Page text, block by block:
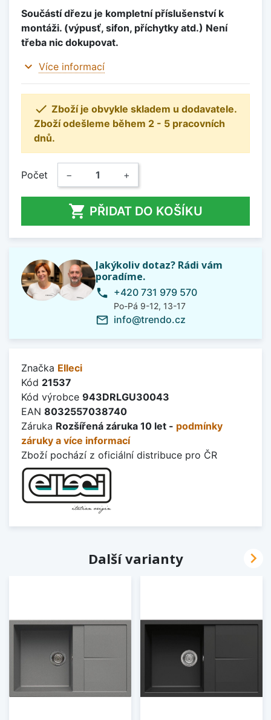
Součástí dřezu je kompletní příslušenství k
montáži. (výpusť, sifon, příchytky atd.) Není
třeba nic dokupovat.
expand_more Více informací
 Zboží je obvykle skladem u dodavatele.
Zboží odešleme během 2 - 5 pracovních
dnů.
Počet − +
 PŘIDAT DO KOŠÍKU
Jakýkoliv dotaz? Rádi vám
poradíme.
phone +420 731 979 570
Po-Pá 9-12, 13-17
mail_outline info@trendo.cz
Značka Elleci
Kód 21537
Kód výrobce 943DRLGU30043
EAN 8032557038740
Záruka Rozšířená záruka 10 let - podmínky
záruky a více informací
Zboží pochází z oficiální distribuce pro ČR
Další varianty 